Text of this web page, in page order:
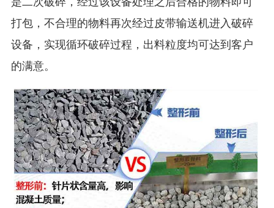
打包，不合理的物料再次经过皮带输送机进入破碎
设备，实现循环破碎过程，出料粒度均可达到客户
的满意。